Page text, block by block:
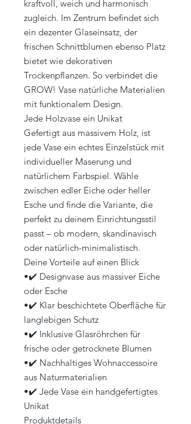
kraftvoll, weich und harmonisch
zugleich. Im Zentrum befindet sich
ein dezenter Glaseinsatz, der
frischen Schnittblumen ebenso Platz
bietet wie dekorativen
Trockenpflanzen. So verbindet die
GROW! Vase natürliche Materialien
mit funktionalem Design.
Jede Holzvase ein Unikat
Gefertigt aus massivem Holz, ist
jede Vase ein echtes Einzelstück mit
individueller Maserung und
natürlichem Farbspiel. Wähle
zwischen edler Eiche oder heller
Esche und finde die Variante, die
perfekt zu deinem Einrichtungsstil
passt – ob modern, skandinavisch
oder natürlich-minimalistisch.
Deine Vorteile auf einen Blick
•✔️ Designvase aus massiver Eiche
oder Esche
•✔️ Klar beschichtete Oberfläche für
langlebigen Schutz
•✔️ Inklusive Glasröhrchen für
frische oder getrocknete Blumen
•✔️ Nachhaltiges Wohnaccessoire
aus Naturmaterialien
•✔️ Jede Vase ein handgefertigtes
Unikat
Produktdetails